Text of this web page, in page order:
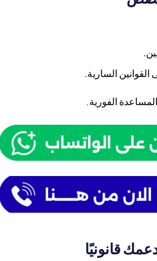
السارية.
الفورية.
قانونيًا